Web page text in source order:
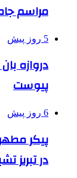
مراسم
5 روز پیش
دروازه
پیوست
6 روز پیش
پیکر
در تبریز